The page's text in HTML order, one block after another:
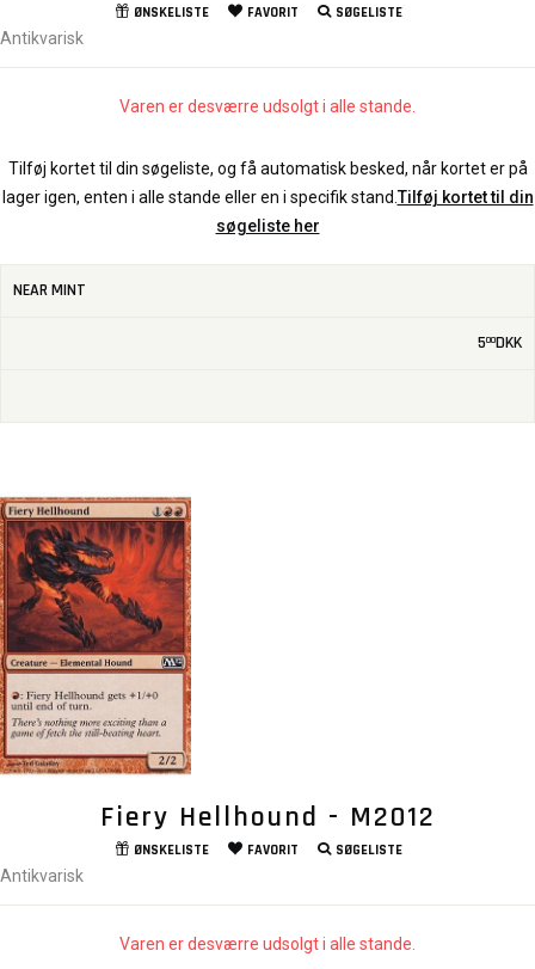
ØNSKELISTE FAVORIT SØGELISTE
Antikvarisk
Varen er desværre udsolgt i alle stande.
Tilføj kortet til din søgeliste, og få automatisk besked, når kortet er på
lager igen, enten i alle stande eller en i specifik stand. Tilføj kortet til din
søgeliste her
NEAR MINT
500DKK
Fiery Hellhound - M2012
ØNSKELISTE FAVORIT SØGELISTE
Antikvarisk
Varen er desværre udsolgt i alle stande.